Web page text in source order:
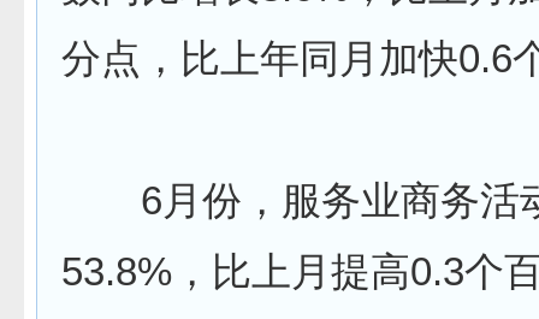
分点，比上年同月加快0.6
6月份，服务业商务活
53.8%，比上月提高0.3个